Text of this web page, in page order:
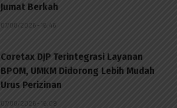
Jumat Berkah
07/08/2026 - 16:46
Coretax DJP Terintegrasi Layanan
BPOM, UMKM Didorong Lebih Mudah
Urus Perizinan
07/08/2026 - 16:09